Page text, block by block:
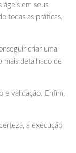
ágeis em seus
todas as práticas,
criar uma
mais detalhado de
e validação. Enfim,
a execução